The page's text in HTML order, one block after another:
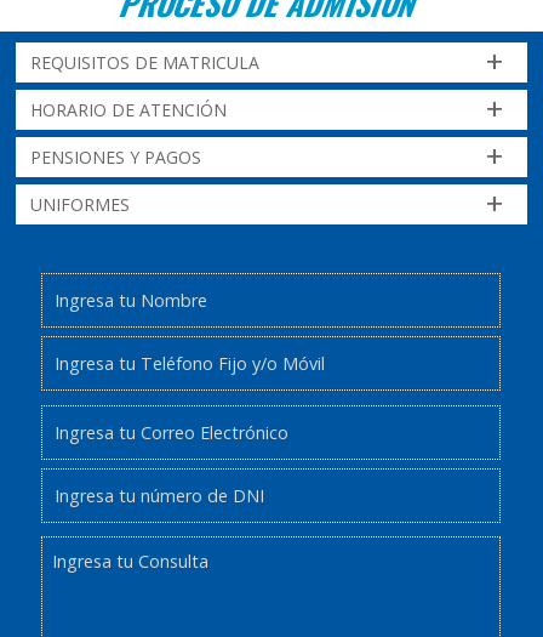
REQUISITOS DE MATRICULA +
HORARIO DE ATENCIÓN +
PENSIONES Y PAGOS +
UNIFORMES +